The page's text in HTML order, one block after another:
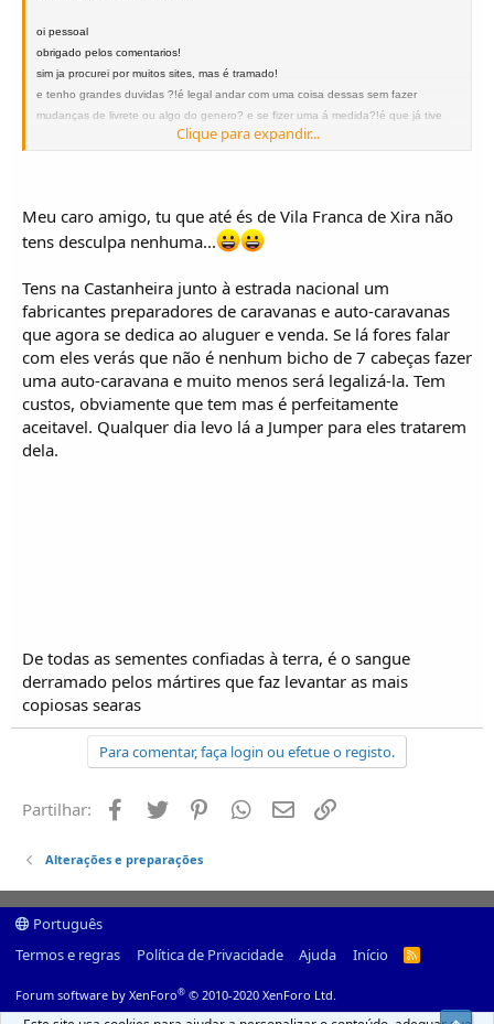
oi pessoal
obrigado pelos comentarios!
sim ja procurei por muitos sites, mas é tramado!
e tenho grandes duvidas ?!é legal andar com uma coisa dessas sem fazer
mudanças de livrete ou algo do genero? e se fizer uma á medida?!é que já tive
essa pancada com um amigo !Clique para expandir...
Meu caro amigo, tu que até és de Vila Franca de Xira não
tens desculpa nenhuma...
Tens na Castanheira junto à estrada nacional um
fabricantes preparadores de caravanas e auto-caravanas
que agora se dedica ao aluguer e venda. Se lá fores falar
com eles verás que não é nenhum bicho de 7 cabeças fazer
uma auto-caravana e muito menos será legalizá-la. Tem
custos, obviamente que tem mas é perfeitamente
aceitavel. Qualquer dia levo lá a Jumper para eles tratarem
dela.
De todas as sementes confiadas à terra, é o sangue
derramado pelos mártires que faz levantar as mais
copiosas searas
Para comentar, faça login ou efetue o registo.
Partilhar: Facebook
Twitter PinterestWhatsapp
Email
Alterações e preparações
Português
Termos e regras
Política de Privacidade Ajuda Início
R
Forum software by XenForo® © 2010-2020 XenForo Ltd.